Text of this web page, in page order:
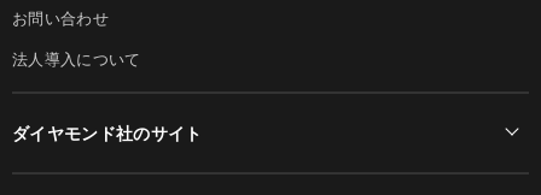
お問い合わせ
法人導入について
ダイヤモンド社のサイト